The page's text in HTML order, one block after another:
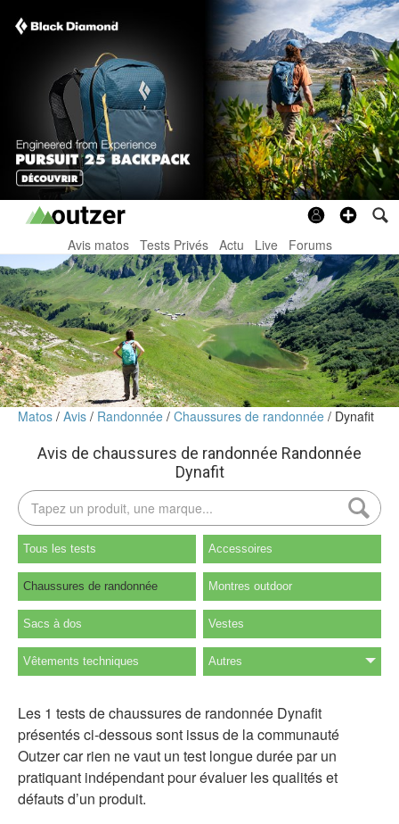
Avis matos Tests Privés Actu Live Forums
Matos Avis Randonnée Chaussures de randonnée Dynafit
Avis de chaussures de randonnée Randonnée
Dynafit
Tous les tests Accessoires
Chaussures de randonnée Montres outdoor
Sacs à dos Vestes
Vêtements techniques Autres
Les 1 tests de chaussures de randonnée Dynafit
présentés ci-dessous sont issus de la communauté
Outzer car rien ne vaut un test longue durée par un
pratiquant indépendant pour évaluer les qualités et
défauts d’un produit.